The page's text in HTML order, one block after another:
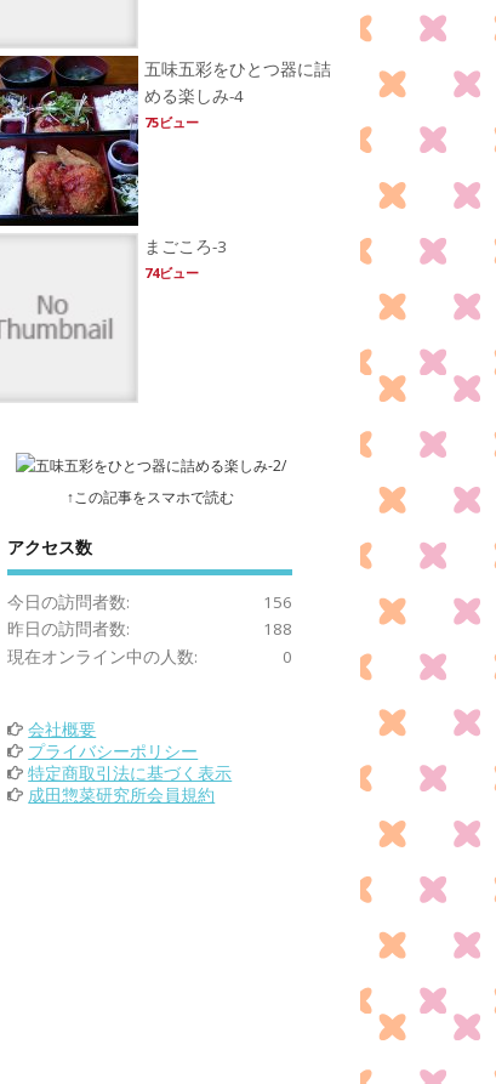
五味五彩をひとつ器に詰
める楽しみ-4
75ビュー
まごころ-3
74ビュー
↑この記事をスマホで読む
アクセス数
156
今日の訪問者数:
188
昨日の訪問者数:
0
現在オンライン中の人数:
会社概要
プライバシーポリシー
特定商取引法に基づく表示
成田惣菜研究所会員規約